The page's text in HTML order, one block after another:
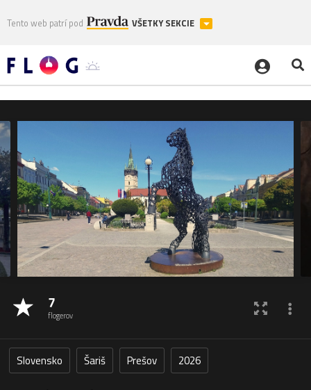
Tento web patrí pod VŠETKY SEKCIE
7
flogerov
Slovensko Šariš Prešov 2026